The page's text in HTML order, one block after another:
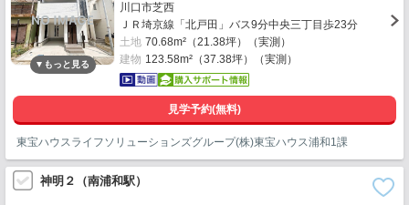
川口市芝西
ＪＲ埼京線「北戸田」バス9分中央三丁目歩23分
土地 70.68m²（21.38坪）（実測）
建物 123.58m²（37.38坪）（実測）
見学予約(無料)
東宝ハウスライフソリューションズグループ(株)東宝ハウス浦和1課
神明２（南浦和駅）